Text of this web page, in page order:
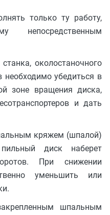
только ту работу,
непосредственным
околостаночного
убедиться в
зоне вращения диска,
и дать
кряжем (шпалой)
диск наберет
При снижении
уменьшить или
шпальным